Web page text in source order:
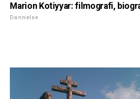
Marion Kotiyyar: filmografi,
Dannelse